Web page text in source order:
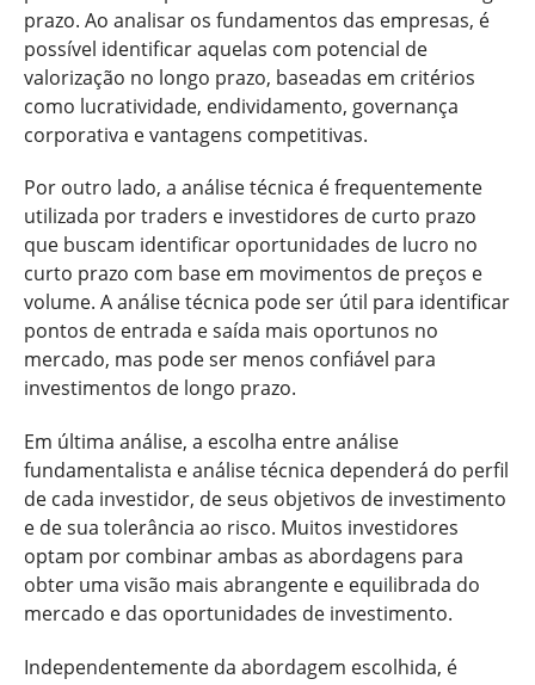
prazo. Ao analisar os fundamentos das empresas, é
possível identificar aquelas com potencial de
valorização no longo prazo, baseadas em critérios
como lucratividade, endividamento, governança
corporativa e vantagens competitivas.
Por outro lado, a análise técnica é frequentemente
utilizada por traders e investidores de curto prazo
que buscam identificar oportunidades de lucro no
curto prazo com base em movimentos de preços e
volume. A análise técnica pode ser útil para identificar
pontos de entrada e saída mais oportunos no
mercado, mas pode ser menos confiável para
investimentos de longo prazo.
Em última análise, a escolha entre análise
fundamentalista e análise técnica dependerá do perfil
de cada investidor, de seus objetivos de investimento
e de sua tolerância ao risco. Muitos investidores
optam por combinar ambas as abordagens para
obter uma visão mais abrangente e equilibrada do
mercado e das oportunidades de investimento.
Independentemente da abordagem escolhida, é